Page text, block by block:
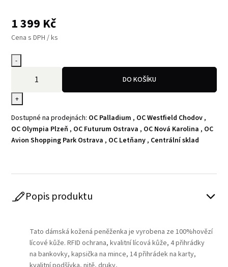
1 399 Kč
Cena s DPH / ks
-
+
DO KOŠÍKU
Dostupné na prodejnách: OC Palladium , OC Westfield Chodov ,
OC Olympia Plzeň , OC Futurum Ostrava , OC Nová Karolina , OC
Avion Shopping Park Ostrava , OC Letňany , Centrální sklad
Popis produktu
Play
Tato dámská kožená peněženka je vyrobena ze 100%hovězí
lícové kůže. RFID ochrana, kvalitní lícová kůže, 4 přihrádky
na bankovky, kapsička na mince, 14 přihrádek na karty,